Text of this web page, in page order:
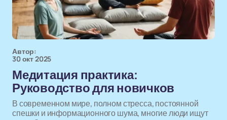
Автор:
30 окт 2025
Медитация практика:
Руководство для новичков
В современном мире, полном стресса, постоянной
спешки и информационного шума, многие люди ищут